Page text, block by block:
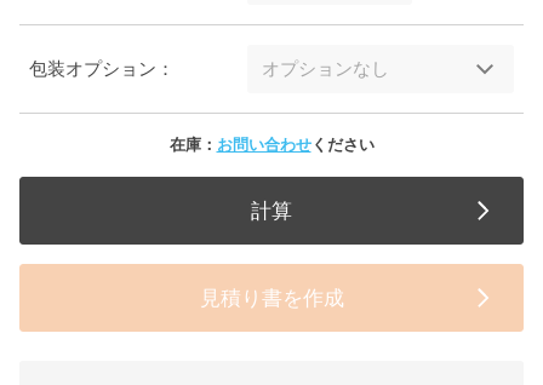
包装オプション：
在庫： お問い合わせください
計算
見積り書を作成